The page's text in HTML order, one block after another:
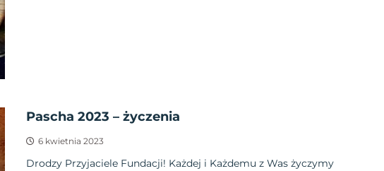
Pascha 2023 – życzenia
6 kwietnia 2023
Drodzy Przyjaciele Fundacji! Każdej i Każdemu z Was życzymy